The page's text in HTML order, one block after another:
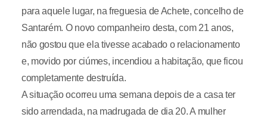
para aquele lugar, na freguesia de Achete, concelho de
Santarém. O novo companheiro desta, com 21 anos,
não gostou que ela tivesse acabado o relacionamento
e, movido por ciúmes, incendiou a habitação, que ficou
completamente destruída.
A situação ocorreu uma semana depois de a casa ter
sido arrendada, na madrugada de dia 20. A mulher